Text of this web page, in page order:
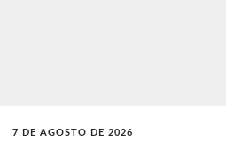
7 DE AGOSTO DE 2026
LA MOVIDA